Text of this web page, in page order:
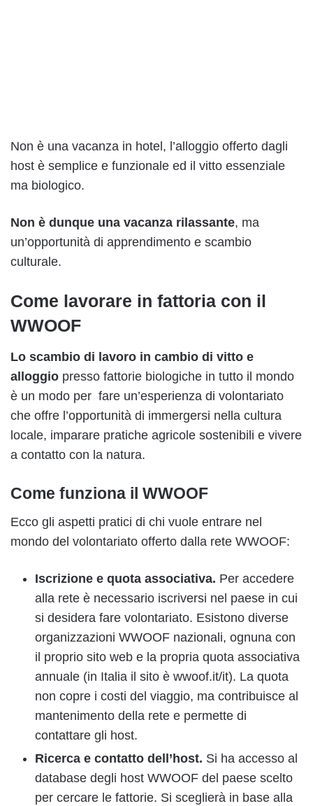
Non è una vacanza in hotel, l’alloggio offerto dagli
host è semplice e funzionale ed il vitto essenziale
ma biologico.
Non è dunque una vacanza rilassante, ma
un’opportunità di apprendimento e scambio
culturale.
Come lavorare in fattoria con il
WWOOF
Lo scambio di lavoro in cambio di vitto e
alloggio presso fattorie biologiche in tutto il mondo
è un modo per fare un’esperienza di volontariato
che offre l’opportunità di immergersi nella cultura
locale, imparare pratiche agricole sostenibili e vivere
a contatto con la natura.
Come funziona il WWOOF
Ecco gli aspetti pratici di chi vuole entrare nel
mondo del volontariato offerto dalla rete WWOOF:
Iscrizione e quota associativa. Per accedere
alla rete è necessario iscriversi nel paese in cui
si desidera fare volontariato. Esistono diverse
organizzazioni WWOOF nazionali, ognuna con
il proprio sito web e la propria quota associativa
annuale (in Italia il sito è wwoof.it/it). La quota
non copre i costi del viaggio, ma contribuisce al
mantenimento della rete e permette di
contattare gli host.
Ricerca e contatto dell’host. Si ha accesso al
database degli host WWOOF del paese scelto
per cercare le fattorie. Si sceglierà in base alla